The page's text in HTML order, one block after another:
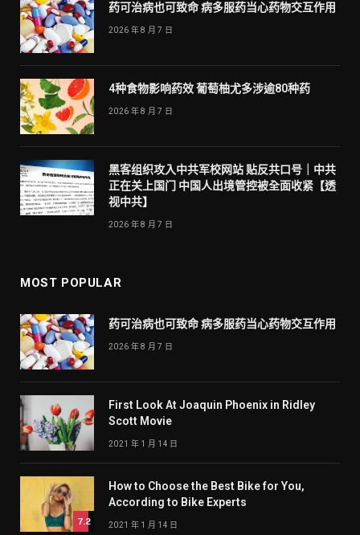
药可治病也可致命 病多服药当心药物交互作用
2026 年 8 月 7 日
4种食物影响药效 葡萄柚尤多涉逾80种药
2026 年 8 月 7 日
黑客组织攻入中共军校网站 贴反共口号｜中共
正在关上国门 中国人出境管控被全面收紧【透
视中共】
2026 年 8 月 7 日
MOST POPULAR
药可治病也可致命 病多服药当心药物交互作用
2026 年 8 月 7 日
First Look At Joaquin Phoenix in Ridley
Scott Movie
2021 年 1 月 14 日
7.2
How to Choose the Best Bike for You,
According to Bike Experts
2021 年 1 月 14 日